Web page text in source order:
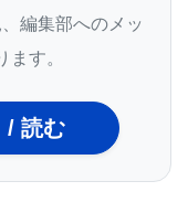
性の骨髄系細胞
した。これらの
とができるの
編集部へのメッ
す。
/ 読む